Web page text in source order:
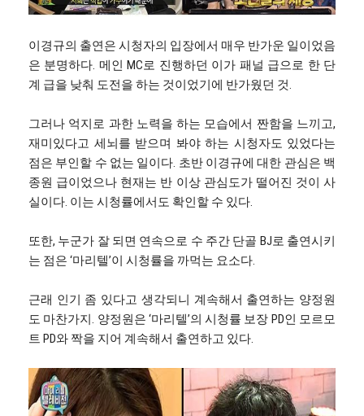
이경규의 출연은 시청자의 입장에서 매우 반가운 일이었음
은 분명하다. 메인 MC로 진행하던 이가 패널 급으로 한 단
계 급을 낮춰 도전을 하는 것이었기에 반가웠던 것.
그러나 억지로 과한 노력을 하는 모습에서 짠함을 느끼고,
재미있다고 세뇌를 받으며 봐야 하는 시청자도 있었다는
점은 부인할 수 없는 일이다. 초반 이경규에 대한 관심은 백
종원 급이었으나 현재는 반 이상 관심도가 떨어진 것이 사
실이다. 이는 시청률에서도 확인할 수 있다.
또한, 누군가 잘 되면 연속으로 수 주간 단골 BJ로 출연시키
는 점은 ‘마리텔’이 시청률을 까먹는 요소다.
근래 인기 좀 있다고 생각되니 계속해서 출연하는 양정원
도 마찬가지. 양정원은 ‘마리텔’의 시청률 보장 PD인 모르모
트 PD와 짝을 지어 계속해서 출연하고 있다.